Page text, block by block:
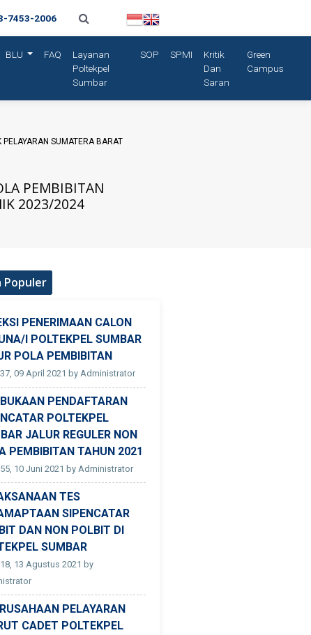
7453-2006
BLU FAQ
Layanan
Poltekpel
Sumbar
SOP SPMI
Kritik
Dan
Saran
Green
Campus
SUMATERA BARAT
PEMBIBITAN
2023/2024
Populer
PENERIMAAN CALON
I POLTEKPEL SUMBAR
POLA PEMBIBITAN
09 April 2021 by Administrator
PENDAFTARAN
POLTEKPEL
JALUR REGULER NON
PEMBIBITAN TAHUN 2021
10 Juni 2021 by Administrator
TES
SIPENCATAR
DAN NON POLBIT DI
SUMBAR
13 Agustus 2021 by
PELAYARAN
CADET POLTEKPEL